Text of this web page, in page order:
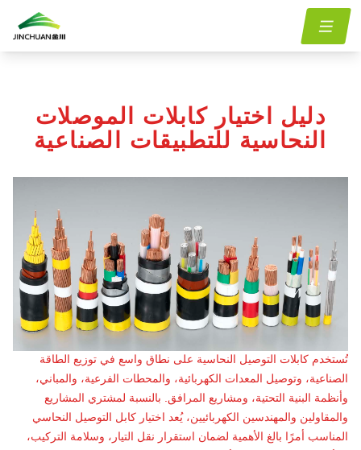
الصفحة
الرئيسية
/
copper-conductor-cable-selection-guide-for-
دليل اختيار كابلات الموصلات
النحاسية للتطبيقات الصناعية
تُستخدم كابلات التوصيل النحاسية على نطاق واسع في توزيع الطاقة
الصناعية، وتوصيل المعدات الكهربائية، والمحطات الفرعية، والمباني،
وأنظمة البنية التحتية، ومشاريع المرافق. بالنسبة لمشتري المشاريع
والمقاولين والمهندسين الكهربائيين، يُعد اختيار كابل التوصيل النحاسي
المناسب أمرًا بالغ الأهمية لضمان استقرار نقل التيار، وسلامة التركيب،